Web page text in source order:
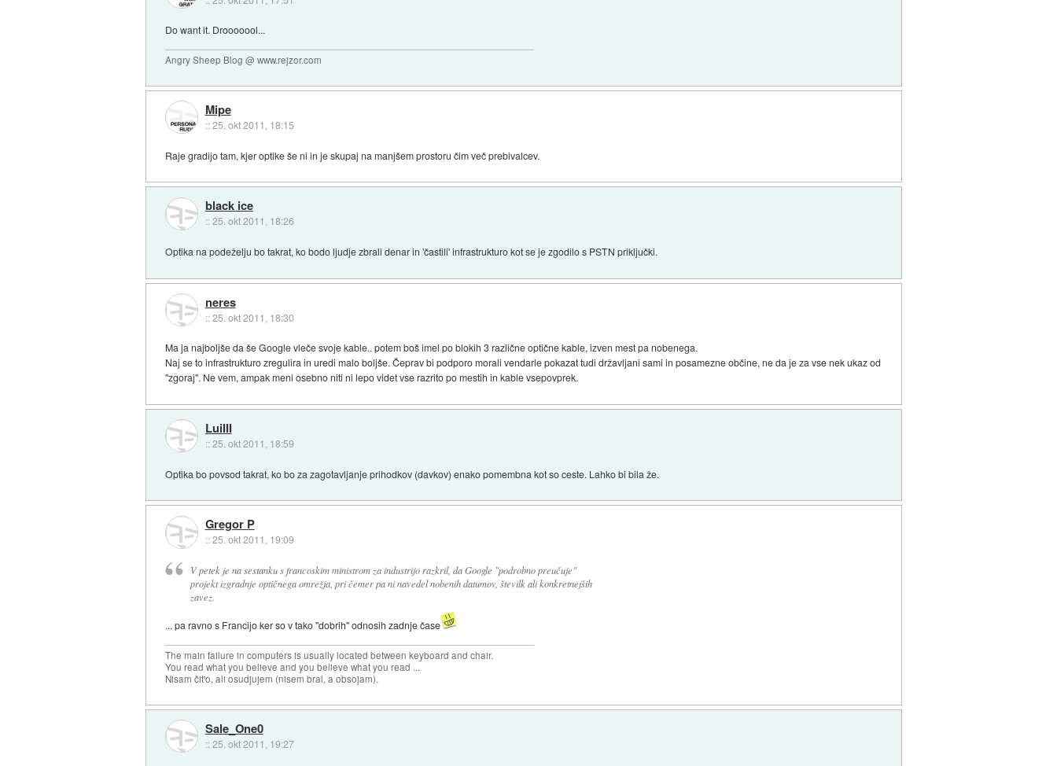
Do want it. Drooooool...
Angry Sheep Blog @ www.rejzor.com
Mipe
::25. okt 2011, 18:15
Raje gradijo tam, kjer optike še ni in je skupaj na manjšem prostoru čim več prebivalcev.
black ice
::25. okt 2011, 18:26
Optika na podeželju bo takrat, ko bodo ljudje zbrali denar in 'častili' infrastrukturo kot se je zgodilo s PSTN priključki.
neres
::25. okt 2011, 18:30
Ma ja najboljše da še Google vleče svoje kable.. potem boš imel po blokih 3 različne optične kable, izven mest pa nobenega.
Naj se to infrastrukturo zregulira in uredi malo boljše. Čeprav bi podporo morali vendarle pokazat tudi državljani sami in posamezne občine, ne da je za vse nek ukaz od
"zgoraj". Ne vem, ampak meni osebno niti ni lepo videt vse razrito po mestih in kable vsepovprek.
LuiIII
::25. okt 2011, 18:59
Optika bo povsod takrat, ko bo za zagotavljanje prihodkov (davkov) enako pomembna kot so ceste. Lahko bi bila že.
Gregor P
::25. okt 2011, 19:09
V petek je na sestanku s francoskim ministrom za industrijo razkril, da Google "podrobno preučuje"
projekt izgradnje optičnega omrežja, pri čemer pa ni navedel nobenih datumov, številk ali konkretnejših
zavez.
... pa ravno s Francijo ker so v tako "dobrih" odnosih zadnje čase
The main failure in computers is usually located between keyboard and chair.
You read what you believe and you believe what you read ...
Nisam čit'o, ali osudjujem (nisem bral, a obsojam).
Sale_One0
::25. okt 2011, 19:27